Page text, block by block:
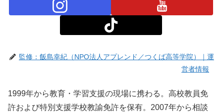
監修：飯島幸紀（NPO法人アプレンド／つくば高等学院）｜運
営者情報
1999年から教育・学習支援の現場に携わる。高校教員免
許および特別支援学校教諭免許を保有。2007年から相談